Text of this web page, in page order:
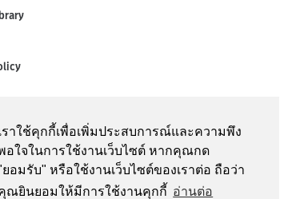
ราใช้คุกกี้เพื่อเพิ่มประสบการณ์และความพึง
อใจในการใช้งานเว็บไซต์ หากคุณกด
ยอมรับ" หรือใช้งานเว็บไซต์ของเราต่อ ถือว่า
ณยินยอมให้มีการใช้งานคุกกี้ อ่านต่อ